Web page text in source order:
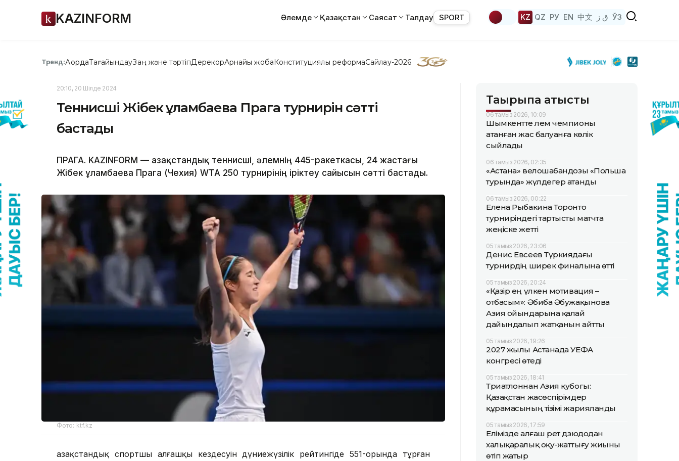
KAZINFORM Әлемде Қазақстан Саясат Талдау SPORT KZ QZ РУ EN 中文 ق ز ЎЗ
Тренд:АқордаТағайындауЗаң және тәртіпДерекқорАрнайы жобаКонституциялық реформаСайлау-2026
20:10, 20 Шілде 2024
Теннисші Жібек Құламбаева Прага турнирін сәтті
бастады
ПРАГА. KAZINFORM — Қазақстандық теннисші, әлемнің 445-ракеткасы, 24 жастағы
Жібек Құламбаева Прага (Чехия) WTA 250 турнирінің іріктеу сайысын сәтті бастады.
Фото: ktf.kz
Қазақстандық спортшы алғашқы кездесуін дүниежүзілік рейтингіде 551-орында тұрған
Тақырыпқа қатысты
06 тамыз 2026, 10:09
Шымкентте әлем чемпионы
атанған жас балуанға көлік
сыйлады
06 тамыз 2026, 02:35
«Астана» велошабандозы «Польша
турында» жүлдегер атанды
06 тамыз 2026, 00:22
Елена Рыбакина Торонто
турниріндегі тартысты матчта
жеңіске жетті
05 тамыз 2026, 23:06
Денис Евсеев Түркиядағы
турнирдің ширек финалына өтті
05 тамыз 2026, 20:24
«Қазір ең үлкен мотивация –
отбасым»: Әбиба Әбужақынова
Азия ойындарына қалай
дайындалып жатқанын айтты
05 тамыз 2026, 19:26
2027 жылы Астанада УЕФА
конгресі өтеді
05 тамыз 2026, 18:41
Триатлоннан Азия кубогы:
Қазақстан жасөспірімдер
құрамасының тізімі жарияланды
05 тамыз 2026, 17:59
Елімізде алғаш рет дзюдодан
халықаралық оқу-жаттығу жиыны
өтіп жатыр